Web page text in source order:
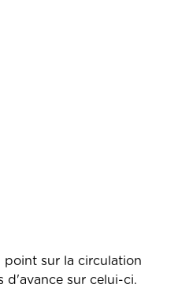
sur la circulation
d'avance sur celui-ci.